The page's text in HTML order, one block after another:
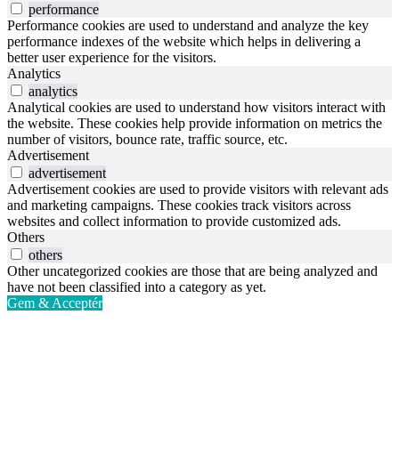
performance
Performance cookies are used to understand and analyze the key
performance indexes of the website which helps in delivering a
better user experience for the visitors.
Analytics
analytics
Analytical cookies are used to understand how visitors interact with
the website. These cookies help provide information on metrics the
number of visitors, bounce rate, traffic source, etc.
Advertisement
advertisement
Advertisement cookies are used to provide visitors with relevant ads
and marketing campaigns. These cookies track visitors across
websites and collect information to provide customized ads.
Others
others
Other uncategorized cookies are those that are being analyzed and
have not been classified into a category as yet.
Gem & Acceptér